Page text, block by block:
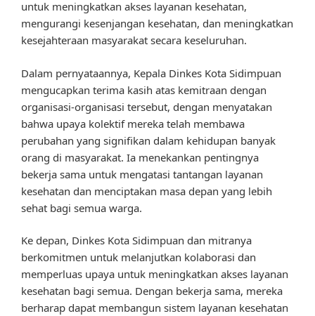
untuk meningkatkan akses layanan kesehatan,
mengurangi kesenjangan kesehatan, dan meningkatkan
kesejahteraan masyarakat secara keseluruhan.
Dalam pernyataannya, Kepala Dinkes Kota Sidimpuan
mengucapkan terima kasih atas kemitraan dengan
organisasi-organisasi tersebut, dengan menyatakan
bahwa upaya kolektif mereka telah membawa
perubahan yang signifikan dalam kehidupan banyak
orang di masyarakat. Ia menekankan pentingnya
bekerja sama untuk mengatasi tantangan layanan
kesehatan dan menciptakan masa depan yang lebih
sehat bagi semua warga.
Ke depan, Dinkes Kota Sidimpuan dan mitranya
berkomitmen untuk melanjutkan kolaborasi dan
memperluas upaya untuk meningkatkan akses layanan
kesehatan bagi semua. Dengan bekerja sama, mereka
berharap dapat membangun sistem layanan kesehatan